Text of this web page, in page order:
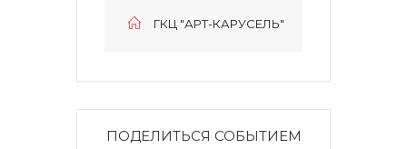
ГКЦ "АРТ-КАРУСЕЛЬ"
ПОДЕЛИТЬСЯ СОБЫТИЕМ